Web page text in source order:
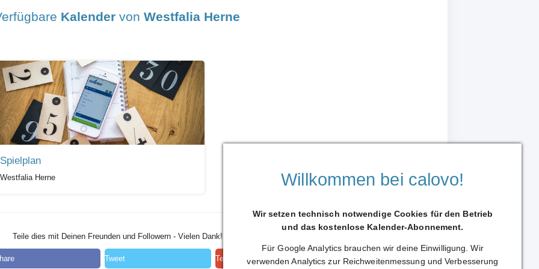
Kalender von Westfalia Herne
Spielplan
Westfalia Herne
Teile dies mit Deinen Freunden und Followern - Vielen Dank!
Tweet Teilen Weiterleiten
Willkommen bei calovo!
Wir setzen technisch notwendige Cookies für den Betrieb
und das kostenlose Kalender-Abonnement.
Für Google Analytics brauchen wir deine Einwilligung. Wir
verwenden Analytics zur Reichweitenmessung und Verbesserung